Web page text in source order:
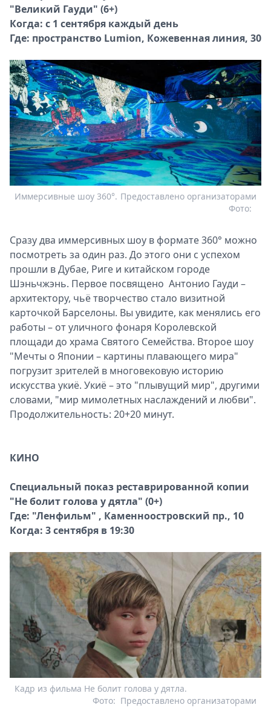
"Великий Гауди" (6+)
Когда: с 1 сентября каждый день
Где: пространство Lumion, Кожевенная линия, 30
Иммерсивные шоу 360°. Предоставлено организаторами
Фото:
Сразу два иммерсивных шоу в формате 360° можно
посмотреть за один раз. До этого они с успехом
прошли в Дубае, Риге и китайском городе
Шэньчжэнь. Первое посвящено Антонио Гауди –
архитектору, чьё творчество стало визитной
карточкой Барселоны. Вы увидите, как менялись его
работы – от уличного фонаря Королевской
площади до храма Святого Семейства. Второе шоу
"Мечты о Японии – картины плавающего мира"
погрузит зрителей в многовековую историю
искусства укиё. Укиё – это "плывущий мир", другими
словами, "мир мимолетных наслаждений и любви".
Продолжительность: 20+20 минут.
КИНО
Специальный показ реставрированной копии
"Не болит голова у дятла" (0+)
Где: "Ленфильм" , Каменноостровский пр., 10
Когда: 3 сентября в 19:30
Кадр из фильма Не болит голова у дятла.
Предоставлено организаторами
Фото: